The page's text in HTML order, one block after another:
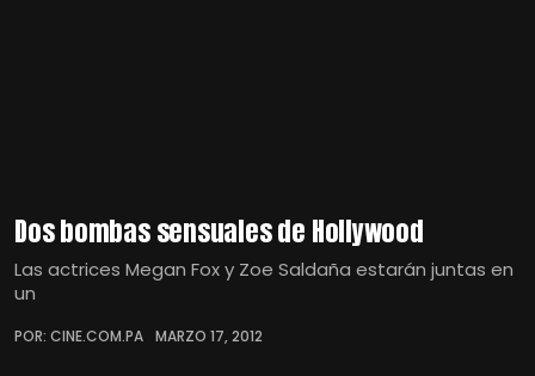
Dos bombas sensuales de Hollywood
Las actrices Megan Fox y Zoe Saldaña estarán juntas en
un
POR: CINE.COM.PA MARZO 17, 2012